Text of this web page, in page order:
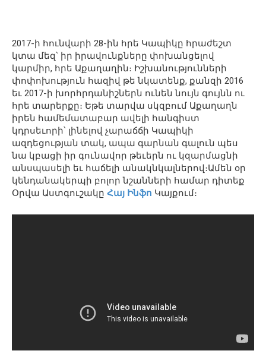
2017-ի հունվարի 28-ին հրե Կապիկը հրաժեշտ
կտա մեզ՝ իր իրավունքները փոխանցելով
կարմիր, հրե Աքաղաղին։ Իշխանությունների
փոփոխություն հազիվ թե նկատենք, քանզի 2016
եւ 2017-ի խորհրդանիշներն ունեն նույն գույնն ու
հրե տարերքը։ Եթե տարվա սկզբում Աքաղաղն
իրեն համեմատաբար ավելի հանգիստ
կդրսեւորի՝ լինելով չարաճճի Կապիկի
ազդեցության տակ, ապա գարնան գալուն պես
նա կբացի իր գունավոր թեւերն ու կզարմացնի
անսպասելի եւ հաճելի անակնկալներով։Ամեն օր
կենդանակերպի բոլոր նշանների համար դիտեք
Օրվա Աստգուշակը Հայ Ինֆո Կայքում։